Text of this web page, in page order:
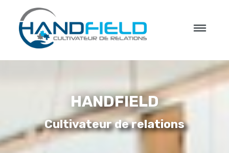
HANDFIELD
Cultivateur de relations